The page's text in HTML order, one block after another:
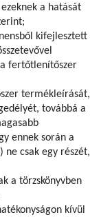
a hatását
kifejlesztett
fertőtlenítőszer
termékleírását,
továbbá a
ennek során a
ne csak egy részét,
a törzskönyvben
kívül